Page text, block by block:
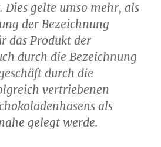
Dies gelte umso mehr, als
der Bezeichnung
das Produkt der
durch die Bezeichnung
durch die
vertriebenen
als
gelegt werde.